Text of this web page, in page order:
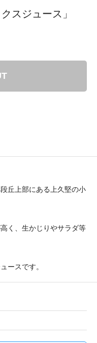
スジュース」
丘上部にある上久堅の小
く、生かじりやサラダ等
ースです。